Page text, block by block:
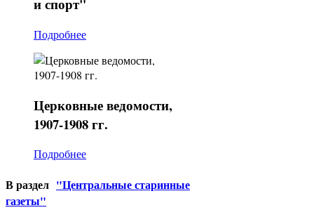
и спорт"
Подробнее
Церковныеведомости,
1907-1908 гг.
Подробнее
В раздел "Центральные старинные
газеты"